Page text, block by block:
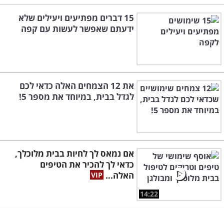
15 דברים מפתיעים ויעילים שלא
ידעתם שאפשר לעשות עם קפה
את 12 הצמחים האלה כדאי לכם
לגדל בבית, במיוחד את מספר 5!
14:22
אם נמאס לך לחיות בבית מלוכלך,
כדאי לך להכיר את הטיפים
האלה...